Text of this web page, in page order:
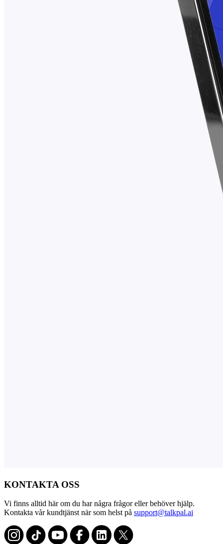
KONTAKTA OSS
Vi finns alltid här om du har några frågor eller behöver hjälp.
Kontakta vår kundtjänst när som helst på support@talkpal.ai